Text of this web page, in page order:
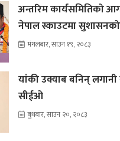
अन्तरिम कार्यसमितिको
नेपाल स्काउटमा
मंगलबार, साउन १९, २०८३
यांकी उक्याब बनिन् लगानी
सीईओ
बुधबार, साउन २०, २०८३